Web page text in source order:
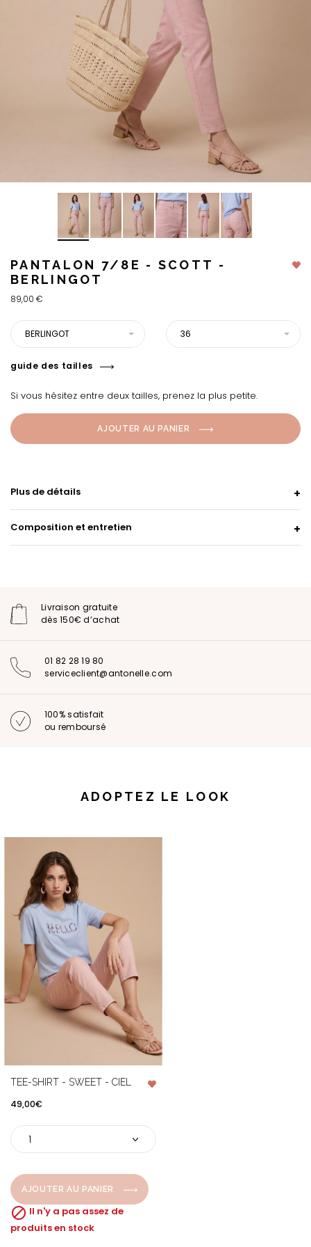
PANTALON 7/8E - SCOTT -
BERLINGOT
89,00 €
BERLINGOT 36
guide des tailles
Si vous hésitez entre deux tailles, prenez la plus petite.
AJOUTER AU PANIER
Plus de détails
Composition et entretien
Livraison gratuite
dès 150€ d’achat
01 82 28 19 80
serviceclient@antonelle.com
100% satisfait
ou remboursé
ADOPTEZ LE LOOK
TEE-SHIRT - SWEET - CIEL
Prix
49,00€
AJOUTER AU PANIER
 Il n'y a pas assez de
produits en stock